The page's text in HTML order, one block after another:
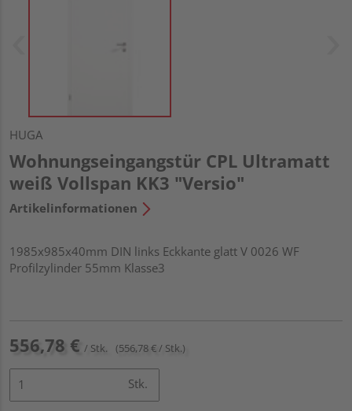
HUGA
Wohnungseingangstür CPL Ultramatt
weiß Vollspan KK3 "Versio"
Artikelinformationen
1985x985x40mm DIN links Eckkante glatt V 0026 WF
Profilzylinder 55mm Klasse3
556,78 € / Stk. (556,78 € / Stk.)
Stk.